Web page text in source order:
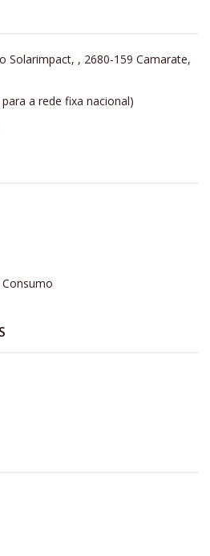
Solarimpact, , 2680-159 Camarate,
a rede fixa nacional)